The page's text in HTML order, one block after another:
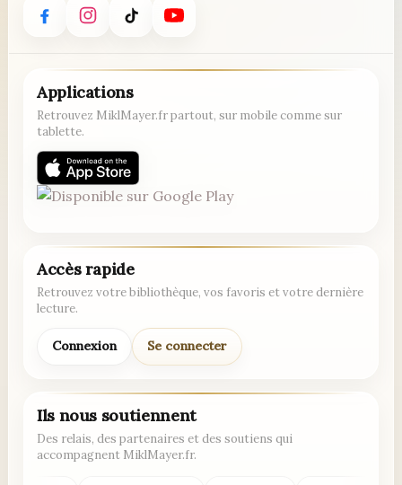
Applications
Retrouvez MiklMayer.fr partout, sur mobile comme sur
tablette.
Accès rapide
Retrouvez votre bibliothèque, vos favoris et votre dernière
lecture.
Connexion Se connecter
Ils nous soutiennent
Des relais, des partenaires et des soutiens qui
accompagnent MiklMayer.fr.